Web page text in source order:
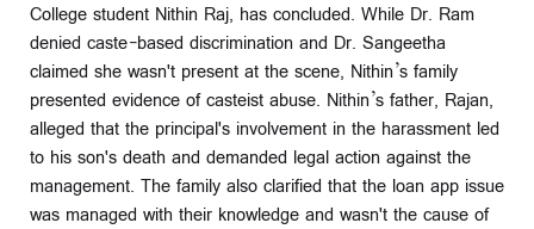
College student Nithin Raj, has concluded. While Dr. Ram
denied caste-based discrimination and Dr. Sangeetha
claimed she wasn't present at the scene, Nithin’s family
presented evidence of casteist abuse. Nithin’s father, Rajan,
alleged that the principal's involvement in the harassment led
to his son's death and demanded legal action against the
management. The family also clarified that the loan app issue
was managed with their knowledge and wasn't the cause of